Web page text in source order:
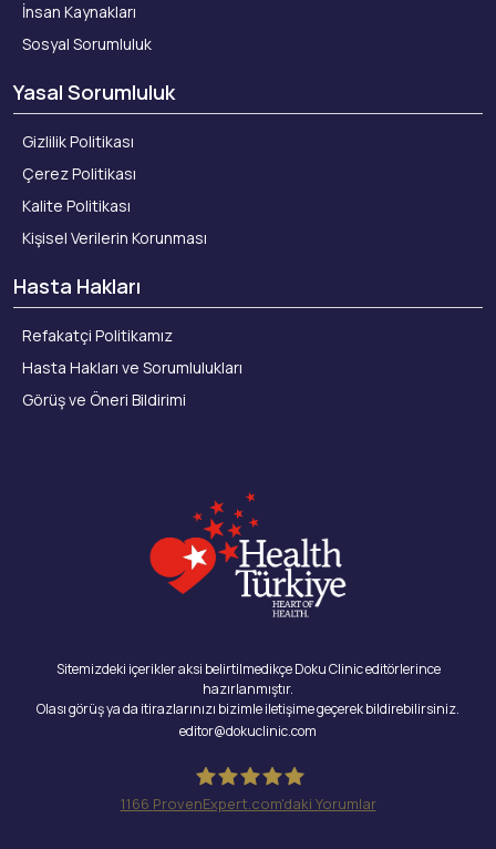
İnsan Kaynakları
Sosyal Sorumluluk
Yasal Sorumluluk
Gizlilik Politikası
Çerez Politikası
Kalite Politikası
Kişisel Verilerin Korunması
Hasta Hakları
Refakatçi Politikamız
Hasta Hakları ve Sorumlulukları
Görüş ve Öneri Bildirimi
Sitemizdeki içerikler aksi belirtilmedikçe Doku Clinic editörlerince
hazırlanmıştır.
Olası görüş ya da itirazlarınızı bizimle iletişime geçerek bildirebilirsiniz.
editor@dokuclinic.com
1166 ProvenExpert.com'daki Yorumlar